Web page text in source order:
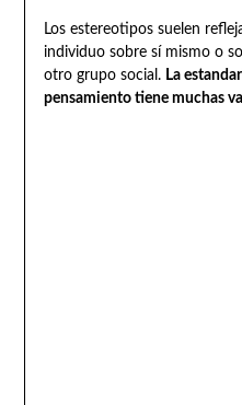
Los estereotipos suelen
individuo sobre sí mismo o
otro grupo social. La
pensamiento tiene muchas